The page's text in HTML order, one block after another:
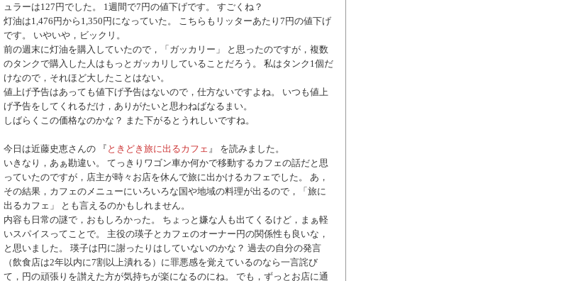
ュラーは127円でした。 1週間で7円の値下げです。 すごくね？
灯油は1,476円から1,350円になっていた。 こちらもリッターあたり7円の値下げ
です。 いやいや，ビックリ。
前の週末に灯油を購入していたので，「ガッカリー」 と思ったのですが，複数
のタンクで購入した人はもっとガッカリしていることだろう。 私はタンク1個だ
けなので，それほど大したことはない。
値上げ予告はあっても値下げ予告はないので，仕方ないですよね。 いつも値上
げ予告をしてくれるだけ，ありがたいと思わねばなるまい。
しばらくこの価格なのかな？ また下がるとうれしいですね。
今日は近藤史恵さんの 『 ときどき旅に出るカフェ 』 を読みました。
いきなり，あぁ勘違い。 てっきりワゴン車か何かで移動するカフェの話だと思
っていたのですが，店主が時々お店を休んで旅に出かけるカフェでした。 あ，
その結果，カフェのメニューにいろいろな国や地域の料理が出るので，「旅に
出るカフェ」 とも言えるのかもしれません。
内容も日常の謎で，おもしろかった。 ちょっと嫌な人も出てくるけど，まぁ軽
いスパイスってことで。 主役の瑛子とカフェのオーナー円の関係性も良いな，
と思いました。 瑛子は円に謝ったりはしていないのかな？ 過去の自分の発言
（飲食店は2年以内に7割以上潰れる）に罪悪感を覚えているのなら一言詫び
て，円の頑張りを讃えた方が気持ちが楽になるのにね。 でも，ずっとお店に通